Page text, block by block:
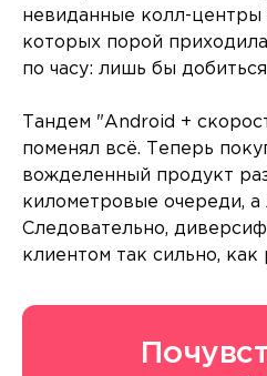
невиданные колл-центры
которых порой
по часу: лишь бы
Тандем "Android +
поменял всё. Теперь
вожделенный продукт
километровые очереди, а
Следовательно,
клиентом так сильно,